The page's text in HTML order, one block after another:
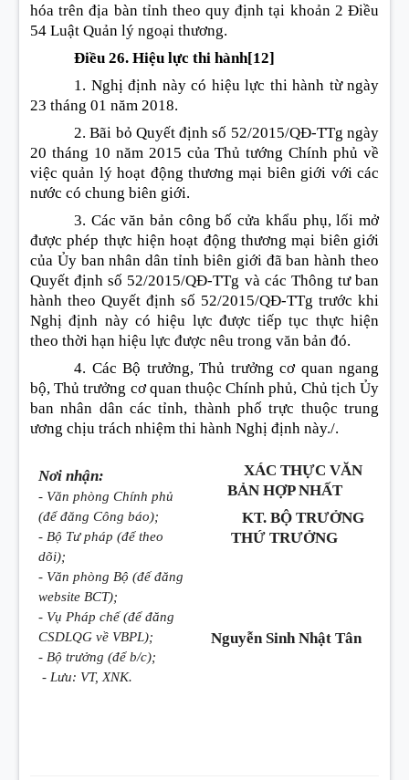
hóa trên địa bàn tỉnh theo quy định tại khoản 2 Điều
54 Luật Quản lý ngoại thương.
Điều 26. Hiệu lực thi hành[12]
1. Nghị định này có hiệu lực thi hành từ ngày
23 tháng 01 năm 2018.
2. Bãi bỏ Quyết định số 52/2015/QĐ-TTg ngày
20 tháng 10 năm 2015 của Thủ tướng Chính phủ về
việc quản lý hoạt động thương mại biên giới với các
nước có chung biên giới.
3. Các văn bản công bố cửa khẩu phụ, lối mở
được phép thực hiện hoạt động thương mại biên giới
của Ủy ban nhân dân tỉnh biên giới đã ban hành theo
Quyết định số 52/2015/QĐ-TTg và các Thông tư ban
hành theo Quyết định số 52/2015/QĐ-TTg trước khi
Nghị định này có hiệu lực được tiếp tục thực hiện
theo thời hạn hiệu lực được nêu trong văn bản đó.
4. Các Bộ trưởng, Thủ trưởng cơ quan ngang
bộ, Thủ trưởng cơ quan thuộc Chính phủ, Chủ tịch Ủy
ban nhân dân các tỉnh, thành phố trực thuộc trung
ương chịu trách nhiệm thi hành Nghị định này./.
Nơi nhận:
- Văn phòng Chính phủ
(để đăng Công báo);
- Bộ Tư pháp (để theo
dõi);
- Văn phòng Bộ (đế đăng
website BCT);
- Vụ Pháp chế (để đăng
CSDLQG về VBPL);
- Bộ trưởng (để b/c);
- Lưu: VT, XNK.
XÁC THỰC VĂN
BẢN HỢP NHẤT
KT. BỘ TRƯỞNG
THỨ TRƯỞNG
Nguyễn Sinh Nhật Tân